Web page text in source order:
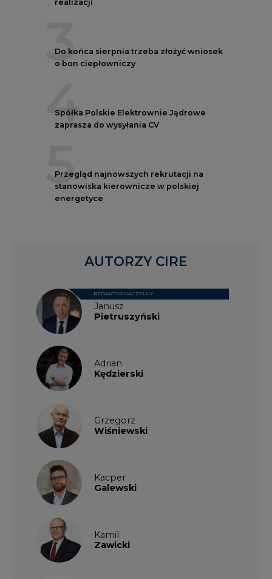
3
Do końca sierpnia trzeba złożyć wniosek
o bon ciepłowniczy
4
Spółka Polskie Elektrownie Jądrowe
zaprasza do wysyłania CV
5
Przegląd najnowszych rekrutacji na
stanowiska kierownicze w polskiej
energetyce
Janusz
Pietruszyński
REDAKTOR NACZELNY
Adrian
Kędzierski
Grzegorz
Wiśniewski
Kacper
Galewski
Kamil
Zawicki
AUTORZY CIRE